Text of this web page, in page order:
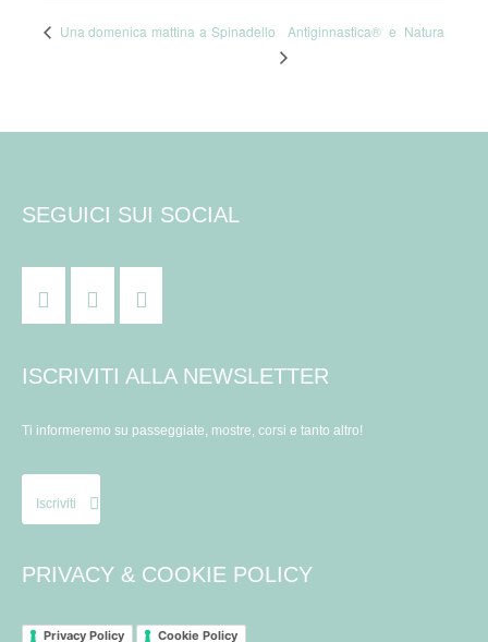
Una domenica mattina a Spinadello Antiginnastica® e Natura
SEGUICI SUI SOCIAL
ISCRIVITI ALLA NEWSLETTER
Ti informeremo su passeggiate, mostre, corsi e tanto altro!
Iscriviti
PRIVACY & COOKIE POLICY
Privacy Policy Cookie Policy